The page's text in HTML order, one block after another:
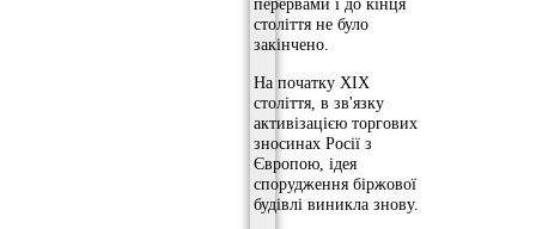
перервами і до кінця
століття не було
закінчено.
На початку XIX
століття, в зв'язку
активізацією торгових
зносинах Росії з
Європою, ідея
спорудження біржової
будівлі виникла знову.